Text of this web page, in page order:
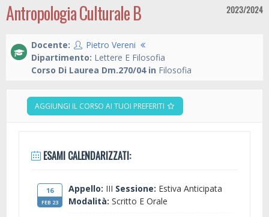
Antropologia Culturale B 2023/2024
Docente:
Pietro Vereni
Dipartimento: Lettere E Filosofia
Corso Di Laurea Dm.270/04 in Filosofia
AGGIUNGI IL CORSO AI TUOI PREFERITI
ESAMI CALENDARIZZATI:
16
FEB 23
Appello: III Sessione: Estiva Anticipata
Modalità: Scritto E Orale